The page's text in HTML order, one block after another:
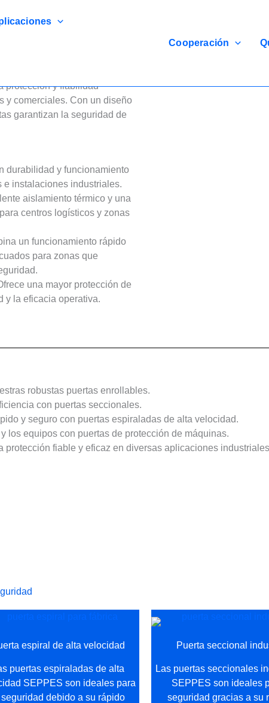
Cooperación
Ofrecer La Máxima
protección y fiabilidad
y comerciales. Con un diseño
garantizan la seguridad de
durabilidad y funcionamiento
e instalaciones industriales.
aislamiento térmico y una
centros logísticos y zonas
un funcionamiento rápido
para zonas que
una mayor protección de
y la eficacia operativa.
robustas puertas enrollables.
con puertas seccionales.
y seguro con puertas espiraladas de alta velocidad.
los equipos con puertas de protección de máquinas.
fiable y eficaz en diversas aplicaciones
espiral de alta velocidad
puertas espiraladas de alta
SEPPES son ideales para
seguridad debido a su rápido
Puerta seccional
Las puertas seccionales
SEPPES son ideales
seguridad gracias a su